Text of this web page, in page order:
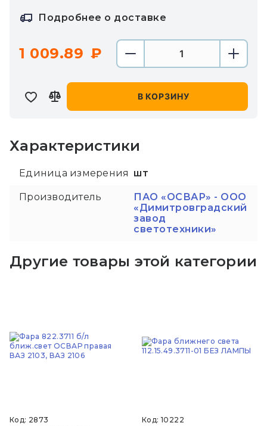
Подробнее о доставке
1 009.89
В КОРЗИНУ
Характеристики
Единица измерения шт
Производитель
ПАО «ОСВАР» - ООО
«Димитровградский
завод
светотехники»
Другие товары этой категории
Код: 2873 Код: 10222